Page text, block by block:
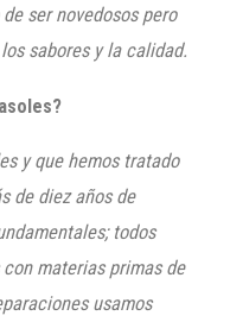
ser novedosos pero
sabores y la calidad.
y que hemos tratado
de diezaños de
todos
materias primas de
usamos